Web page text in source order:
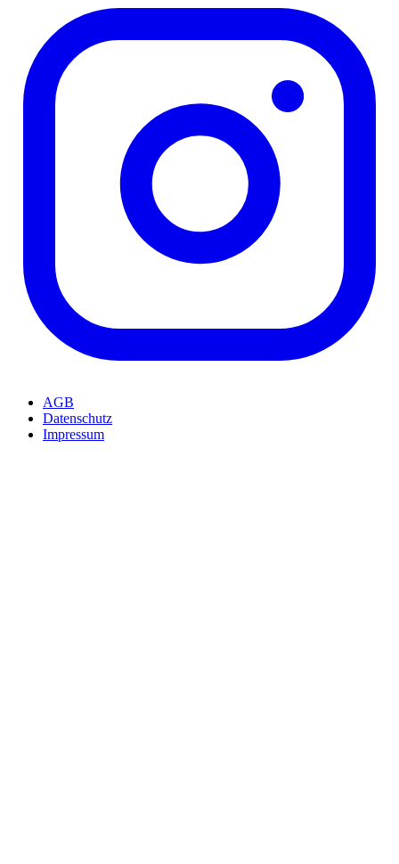
AGB
Datenschutz
Impressum